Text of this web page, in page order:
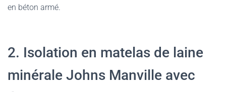
en béton armé.
2. Isolation en matelas de laine
minérale Johns Manville avec